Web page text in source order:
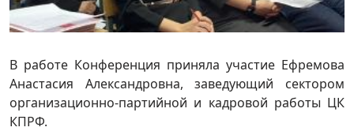
В работе Конференция приняла участие Ефремова
Анастасия Александровна, заведующий сектором
организационно-партийной и кадровой работы ЦК
КПРФ.